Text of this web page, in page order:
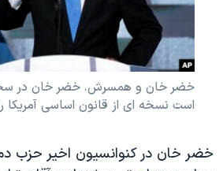
خضر خان و همسرش. خضر خان در
است نسخه ای از قانون اساسی آمریکا
خضر خان در کنوانسیون اخیر حزب